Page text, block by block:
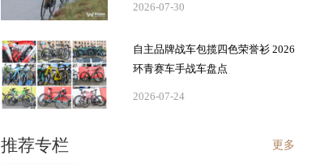
2026-07-30
自主品牌战车包揽四色荣誉衫 2026
环青赛车手战车盘点
2026-07-24
推荐专栏 更多